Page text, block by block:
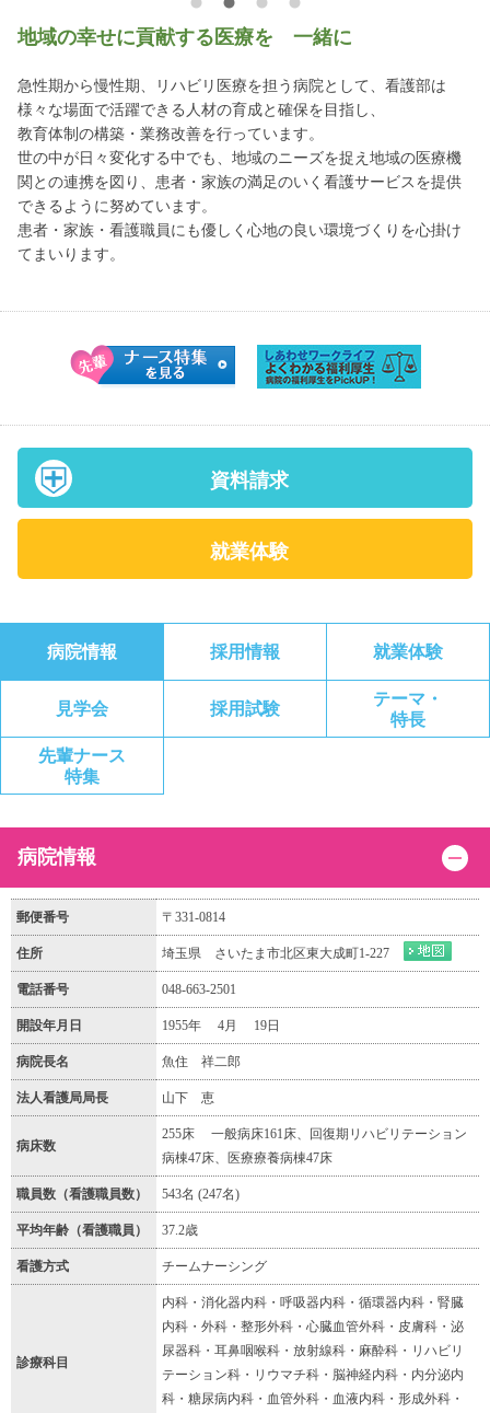
地域の幸せに貢献する医療を 一緒に
急性期から慢性期、リハビリ医療を担う病院として、看護部は
様々な場面で活躍できる人材の育成と確保を目指し、
教育体制の構築・業務改善を行っています。
世の中が日々変化する中でも、地域のニーズを捉え地域の医療機
関との連携を図り、患者・家族の満足のいく看護サービスを提供
できるように努めています。
患者・家族・看護職員にも優しく心地の良い環境づくりを心掛け
てまいります。
資料請求
就業体験
病院情報 採用情報 就業体験
見学会 採用試験
テーマ・
特長
先輩ナース
特集
病院情報
郵便番号 〒331-0814
住所 埼玉県 さいたま市北区東大成町1-227
電話番号 048-663-2501
開設年月日 1955年 4月 19日
病院長名 魚住 祥二郎
法人看護局局長 山下 恵
病床数
255床 一般病床161床、回復期リハビリテーション
病棟47床、医療療養病棟47床
職員数（看護職員数） 543名 (247名)
平均年齢（看護職員） 37.2歳
看護方式 チームナーシング
診療科目
内科・消化器内科・呼吸器内科・循環器内科・腎臓
内科・外科・整形外科・心臓血管外科・皮膚科・泌
尿器科・耳鼻咽喉科・放射線科・麻酔科・リハビリ
テーション科・リウマチ科・脳神経内科・内分泌内
科・糖尿病内科・血管外科・血液内科・形成外科・